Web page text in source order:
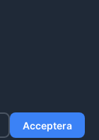
Acceptera